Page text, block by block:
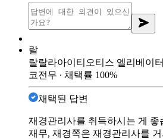
랄
랄랄라아이티 오티스 엘리베이터
코전무 ∙ 채택률 100%
채택된 답변
재경관리사를 취득하시는 게
재무, 재경쪽은 재경관리사를